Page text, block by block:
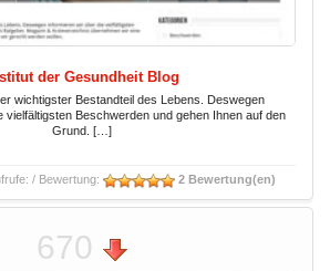
der Gesundheit Blog
wichtigster Bestandteil des Lebens. Deswegen
vielfältigsten Beschwerden und gehen Ihnen auf den
Grund. […]
/ Bewertung: 2 Bewertung(en)
670